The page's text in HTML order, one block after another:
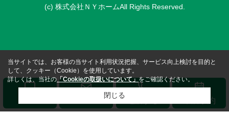
(c) 株式会社ＮＹホームAll Rights Reserved.
来店予約
当サイトでは、お客様の当サイト利用状況把握、サービス向上検討を目的と
して、クッキー（Cookie）を使用しています。
詳しくは、当社の 「Cookieの取扱いについて」をご確認ください。
閉じる